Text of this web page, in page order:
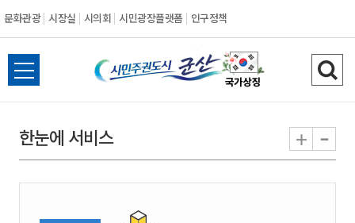
문화관광 시장실 시의회 시민광장플랫폼 인구정책
시
민
권
전
체
뉴
열
검
색
기
한눈에 서비스 + -